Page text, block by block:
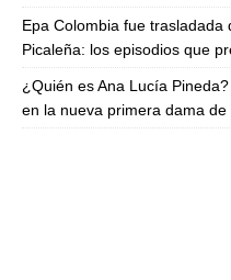
Epa Colombia fue trasladada
Picaleña: los episodios que
¿Quién es Ana Lucía
en la nueva primera dama de